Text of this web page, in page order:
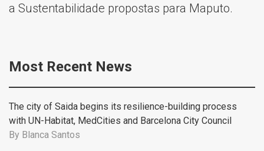
a Sustentabilidade propostas para Maputo.
Most Recent News
The city of Saida begins its resilience-building process
with UN-Habitat, MedCities and Barcelona City Council
By Blanca Santos